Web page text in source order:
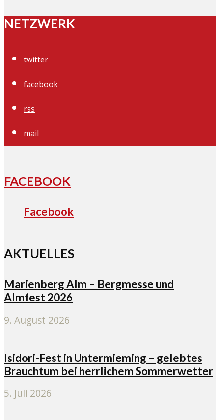
NETZWERK
twitter
facebook
rss
mail
FACEBOOK
Facebook
AKTUELLES
Marienberg Alm – Bergmesse und
Almfest 2026
9. August 2026
Isidori-Fest in Untermieming – gelebtes
Brauchtum bei herrlichem Sommerwetter
5. Juli 2026